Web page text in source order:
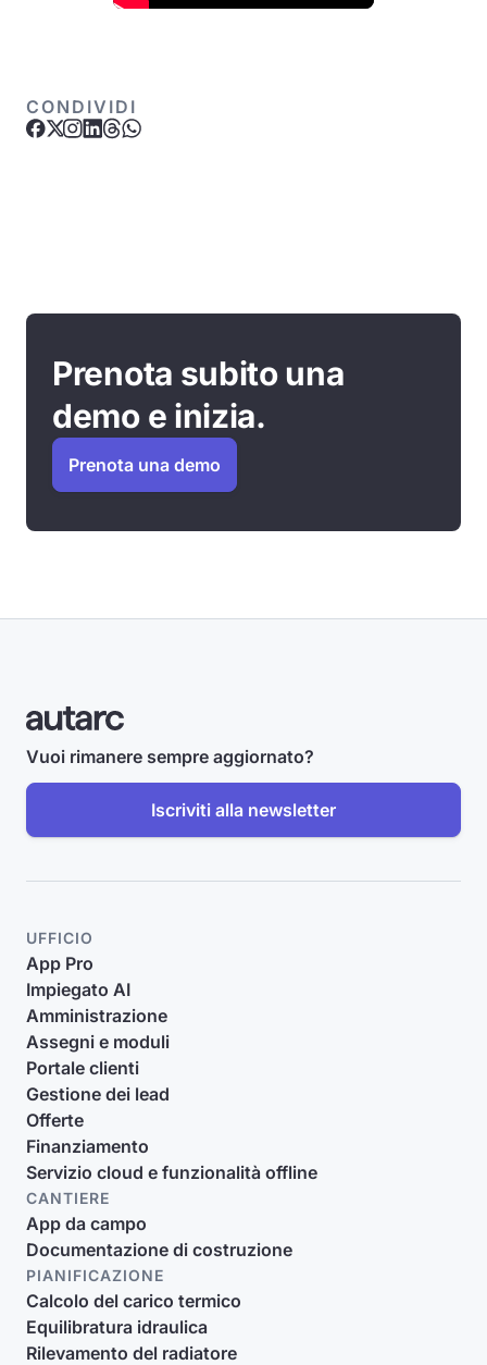
CONDIVIDI
Prenota subito una
demo e inizia.
Prenota una demo
Vuoi rimanere sempre aggiornato?
Iscriviti alla newsletter
UFFICIO
App Pro
Impiegato AI
Amministrazione
Assegni e moduli
Portale clienti
Gestione dei lead
Offerte
Finanziamento
Servizio cloud e funzionalità offline
CANTIERE
App da campo
Documentazione di costruzione
PIANIFICAZIONE
Calcolo del carico termico
Equilibratura idraulica
Rilevamento del radiatore